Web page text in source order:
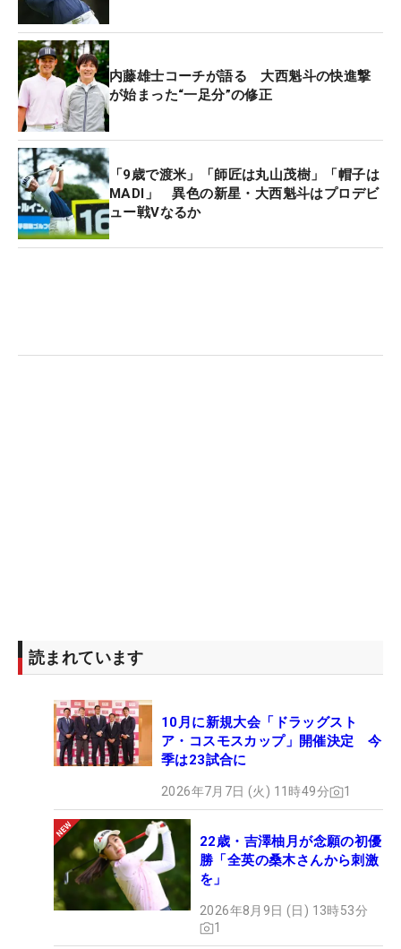
メリカからしたら普通。冬はヘッドスピードが上が
りづらいので、硬すぎかなと思いますけど、ゴルフ
は暖かい時期にやるので、このシャフトを使い続け
ています」
次にアイアンのシャフトを見ていくと、105グラム
台の『ダイナミックゴールド105』と、120〜130グ
ラム台を使う選手が多い男子プロとしては軽めだ。
「アイアンはけっこう軽めですね。重いシャフトだ
と連戦が続いたときにスイングの状態が悪くなって
内藤雄士コーチが語る 大西魁斗の快進撃
が始まった“一足分”の修正
「9歳で渡米」「師匠は丸山茂樹」「帽子は
MADI」 異色の新星・大西魁斗はプロデビ
ュー戦Vなるか
読まれています
10月に新規大会「ドラッグスト
ア・コスモスカップ」開催決定 今
季は23試合に
2026年7月7日 (火) 11時49分 1
22歳・吉澤柚月が念願の初優
勝「全英の桑木さんから刺激
を」
2026年8月9日 (日) 13時53分
1